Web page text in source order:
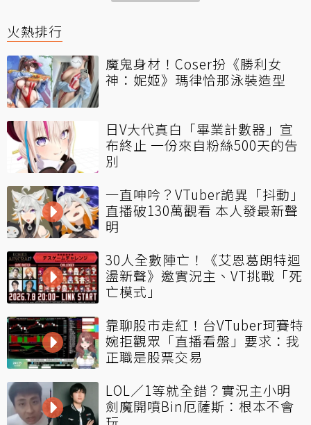
火熱排行
魔鬼身材！Coser扮《勝利女
神：妮姬》瑪律恰那泳裝造型
日V大代真白「畢業計數器」宣
布終止 一份來自粉絲500天的告
別
一直呻吟？VTuber詭異「抖動」
直播破130萬觀看 本人發最新聲
明
30人全數陣亡！《艾恩葛朗特迴
盪新聲》邀實況主、VT挑戰「死
亡模式」
靠聊股市走紅！台VTuber珂賽特
婉拒觀眾「直播看盤」要求：我
正職是股票交易
LOL／1等就全錯？實況主小明
劍魔開噴Bin厄薩斯：根本不會